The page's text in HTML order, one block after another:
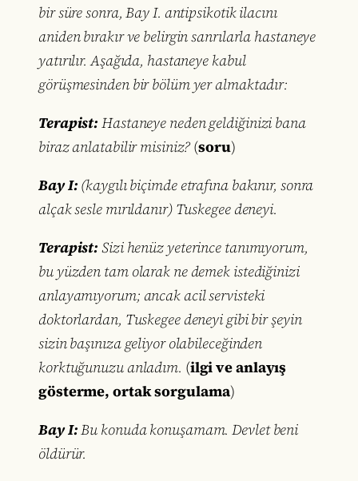
bir süre sonra, Bay I. antipsikotik ilacını
aniden bırakır ve belirgin sanrılarla hastaneye
yatırılır. Aşağıda, hastaneye kabul
görüşmesinden bir bölüm yer almaktadır:
Terapist: Hastaneye neden geldiğinizi bana
biraz anlatabilir misiniz?(soru)
Bay I: (kaygılı biçimde etrafına bakınır, sonra
alçak sesle mırıldanır) Tuskegee deneyi.
Terapist: Sizi henüz yeterince tanımıyorum,
bu yüzden tam olarak ne demek istediğinizi
anlayamıyorum; ancak acil servisteki
doktorlardan, Tuskegee deneyi gibi bir şeyin
sizin başınıza geliyor olabileceğinden
korktuğunuzu anladım. (ilgi ve anlayış
gösterme, ortak sorgulama)
Bay I:Bu konuda konuşamam. Devlet beni
öldürür.